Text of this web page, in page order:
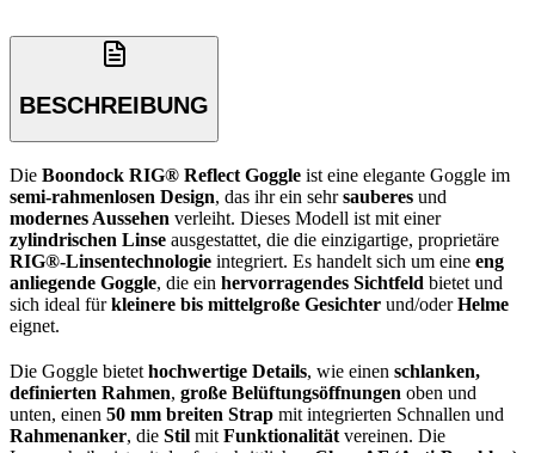
BESCHREIBUNG
Die Boondock RIG® Reflect Goggle ist eine elegante Goggle im
semi-rahmenlosen Design, das ihr ein sehrsauberes und
modernes Aussehen verleiht. Dieses Modell ist mit einer
zylindrischen Linse ausgestattet, die die einzigartige, proprietäre
RIG®-Linsentechnologie integriert. Es handelt sich um eine eng
anliegende Goggle, die ein hervorragendes Sichtfeld bietet und
sich ideal fürkleinere bis mittelgroße Gesichter und/oderHelme
eignet.
Die Goggle bietet hochwertige Details, wie einen schlanken,
definierten Rahmen, große Belüftungsöffnungen oben und
unten, einen 50 mm breiten Strap mit integrierten Schnallen und
Rahmenanker, die Stil mit Funktionalität vereinen. Die